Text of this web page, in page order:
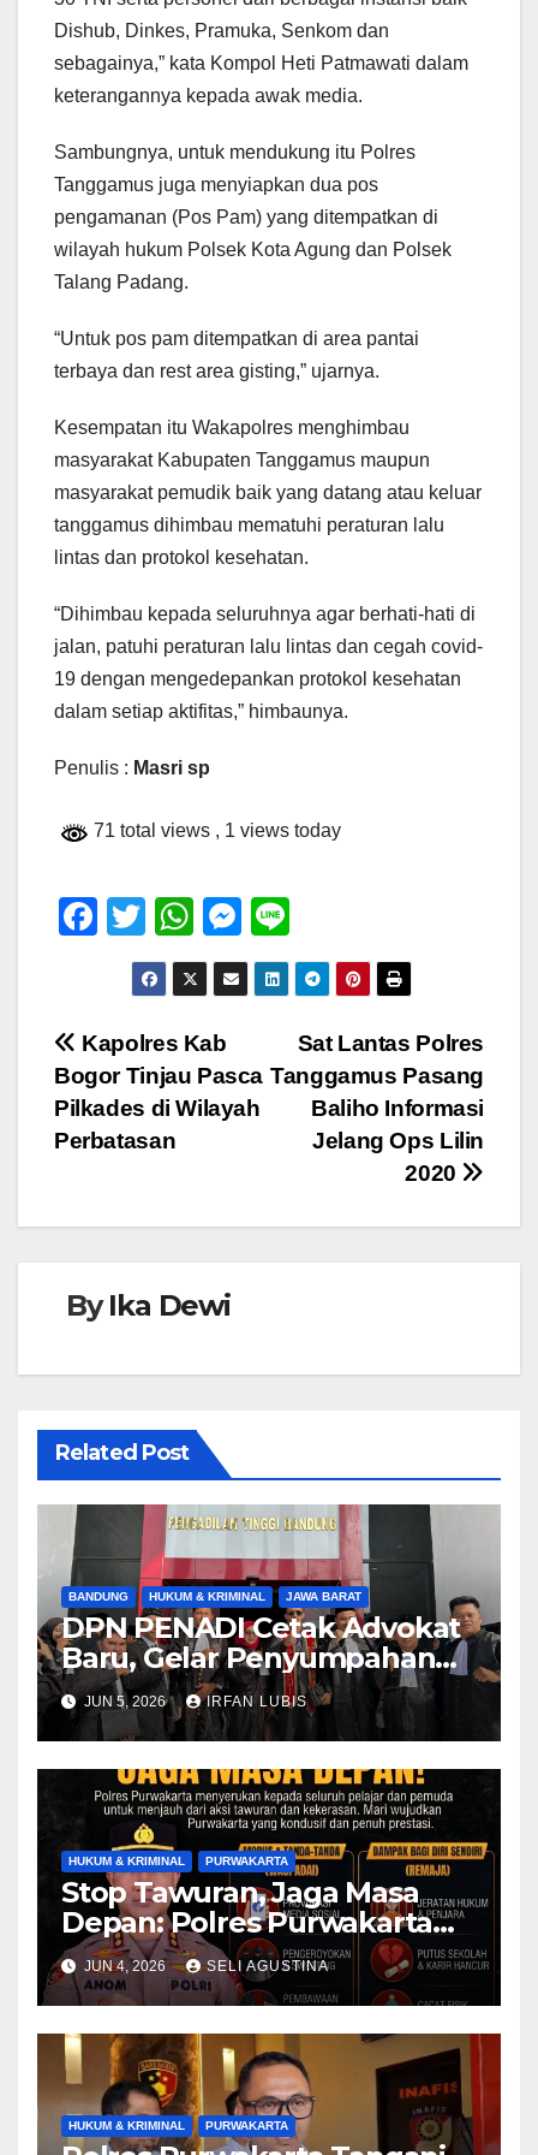
Dishub, Dinkes, Pramuka, Senkom dan
sebagainya,” kata Kompol Heti Patmawati dalam
keterangannya kepada awak media.
Sambungnya, untuk mendukung itu Polres
Tanggamus juga menyiapkan dua pos
pengamanan (Pos Pam) yang ditempatkan di
wilayah hukum Polsek Kota Agung dan Polsek
Talang Padang.
“Untuk pos pam ditempatkan di area pantai
terbaya dan rest area gisting,” ujarnya.
Kesempatan itu Wakapolres menghimbau
masyarakat Kabupaten Tanggamus maupun
masyarakat pemudik baik yang datang atau keluar
tanggamus dihimbau mematuhi peraturan lalu
lintas dan protokol kesehatan.
“Dihimbau kepada seluruhnya agar berhati-hati di
jalan, patuhi peraturan lalu lintas dan cegah covid-
19 dengan mengedepankan protokol kesehatan
dalam setiap aktifitas,” himbaunya.
Penulis : Masri sp
71 total views , 1 views today
F
e
b
o
o
T
wi
tt
er
W
h
at
s
A
p
M
e
ss
n
g
n
e
Navigasi
pos
Sat Lantas Polres
Tanggamus Pasang
Baliho Informasi
Jelang Ops Lilin
2020
Kapolres Kab
Bogor Tinjau Pasca
Pilkades di Wilayah
Perbatasan
ByIka Dewi
Related Post
BANDUNG HUKUM & KRIMINAL JAWA BARAT
DPN PENADI Cetak Advokat
Baru, Gelar Penyumpahan
Perdana di Pengadilan
Tinggi Bandung
JUN 5, 2026 IRFAN LUBIS
HUKUM & KRIMINAL PURWAKARTA
Stop Tawuran, Jaga Masa
Depan: Polres Purwakarta
Ajak Generasi Muda Tolak
Kekerasan dan Bijak
Bermedia Sosial
JUN 4, 2026 SELI AGUSTINA
HUKUM & KRIMINAL PURWAKARTA